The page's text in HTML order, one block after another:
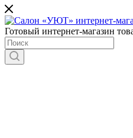
Готовый интернет-магазин